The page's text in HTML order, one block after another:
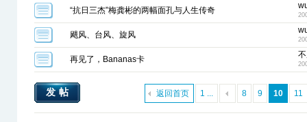
“抗日三杰”梅龚彬的两幅面孔与人生传奇
飓风、台风、旋风
再见了，Bananas卡
1 ... 8 9 10 11
返回首页
发帖